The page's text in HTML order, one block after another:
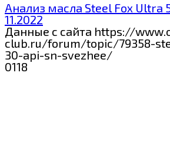
Анализ масла Steel Fox Ultra
11.2022
Данные с сайта https://
club.ru/forum/topic/79358-
30-api-sn-svezhee/
0118